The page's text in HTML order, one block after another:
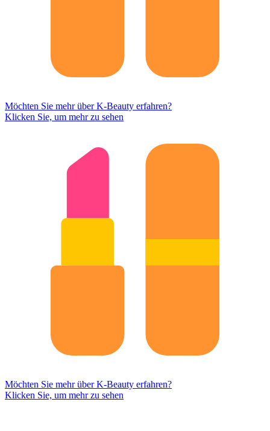
Möchten Sie mehr über K-Beauty erfahren?
Klicken Sie, um mehr zu sehen
Möchten Sie mehr über K-Beauty erfahren?
Klicken Sie, um mehr zu sehen